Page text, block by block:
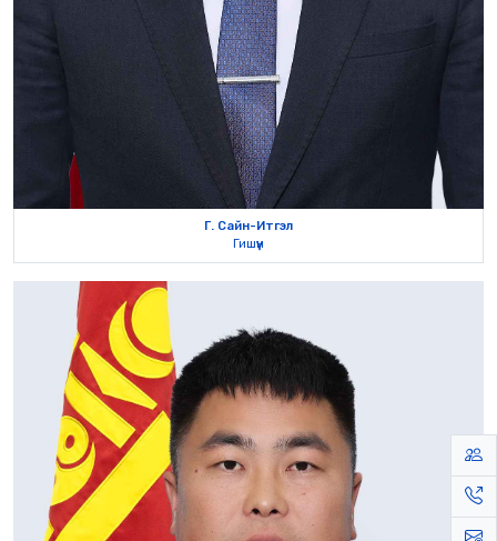
Г. Сайн-Итгэл
Гишүүн